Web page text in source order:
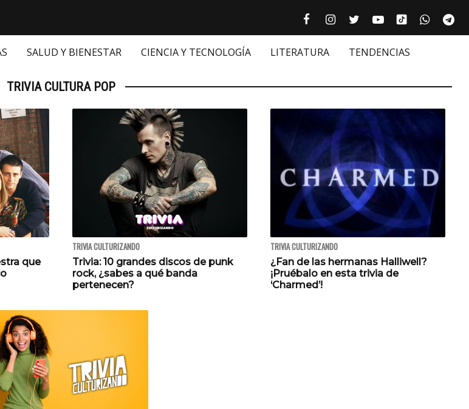
 Facebook culturizando.com |
 Instagram
 Twitter
 Youtube
Tiktok
 
SALUD Y BIENESTAR CIENCIA Y TECNOLOGÍA LITERATURA TENDENCIAS
TRIVIA CULTURA POP
que
TRIVIA CULTURIZANDO
Trivia: 10 grandes discos de punk
rock, ¿sabes a qué banda
pertenecen?
TRIVIA CULTURIZANDO
¿Fan de las hermanas Halliwell?
¡Pruébalo en esta trivia de
‘Charmed’!